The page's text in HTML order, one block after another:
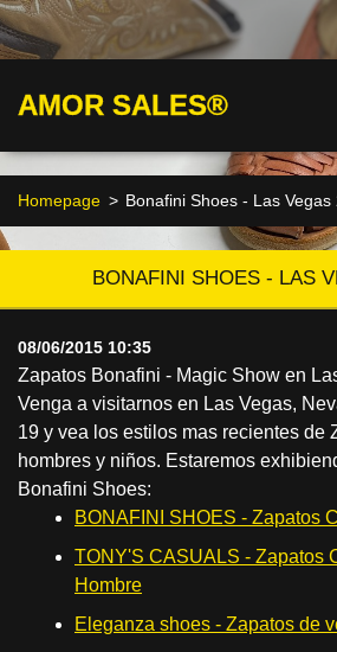
AMOR SALES®
Homepage > Bonafini Shoes - Las Vegas
BONAFINI SHOES - LAS
08/06/2015 10:35
Zapatos Bonafini - Magic Show en
Venga a visitarnos en Las Vegas,
19 y vea los estilos mas recientes de
hombres y niños. Estaremos
Bonafini Shoes:
BONAFINI SHOES - Zapatos
TONY'S CASUALS - Zapatos
Hombre
Eleganza shoes - Zapatos de